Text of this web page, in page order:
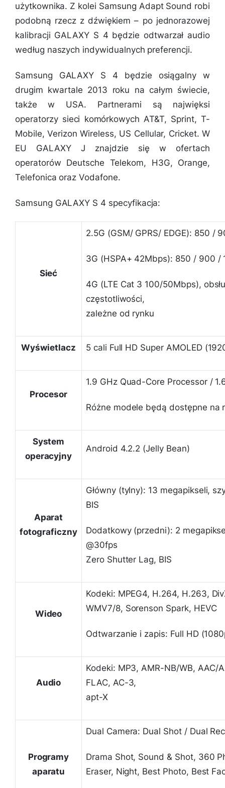
użytkownika. Z kolei Samsung Adapt Sound robi
podobną rzecz z dźwiękiem – po jednorazowej
kalibracji GALAXY S 4 będzie odtwarzał audio
według naszych indywidualnych preferencji.
Samsung GALAXY S 4 będzie osiągalny w
drugim kwartale 2013 roku na całym świecie,
także w USA. Partnerami są najwięksi
operatorzy sieci komórkowych AT&T, Sprint, T-
Mobile, Verizon Wireless, US Cellular, Cricket. W
EU GALAXY J znajdzie się w ofertach
operatorów Deutsche Telekom, H3G, Orange,
Telefonica oraz Vodafone.
Samsung GALAXY S 4 specyfikacja:
Sieć
2.5G (GSM/ GPRS/ EDGE): 850 /
3G (HSPA+ 42Mbps): 850 / 900 /
4G (LTE Cat 3 100/50Mbps),
częstotliwości,
zależne od rynku
Wyświetlacz 5 cali Full HD Super AMOLED
Procesor
1.9 GHz Quad-Core Processor /
Różne modele będą dostępne na
System
operacyjny
Android 4.2.2 (Jelly Bean)
Aparat
fotograficzny
Główny (tylny): 13 megapikseli,
BIS
Dodatkowy (przedni): 2
@30fps
Zero Shutter Lag, BIS
Wideo
Kodeki: MPEG4, H.264, H.263,
WMV7/8, Sorenson Spark, HEVC
Odtwarzanie i zapis: Full HD
Audio
Kodeki: MP3, AMR-NB/WB, AAC/
FLAC, AC-3,
apt-X
Programy
aparatu
Dual Camera: Dual Shot / Dual
Drama Shot, Sound & Shot, 360
Eraser, Night, Best Photo, Best